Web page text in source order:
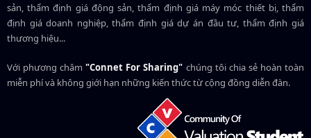
sản, thẩm định giá động sản, thẩm định giá máy móc thiết bị, thẩm
định giá doanh nghiệp, thẩm định giá dự án đầu tư, thẩm định giá
thương hiệu...
Với phương châm"Connet For Sharing" chúng tôi chia sẻ hoàn toàn
miễn phí và không giới hạn những kiến thức từ cộng đồng diễn đàn.